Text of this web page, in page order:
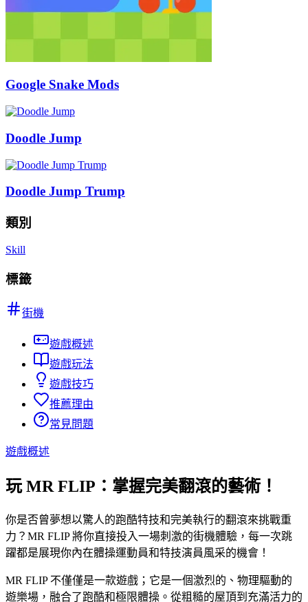
Google Snake Mods
Doodle Jump
Doodle Jump Trump
類別
Skill
標籤
街機
遊戲概述
遊戲玩法
遊戲技巧
推薦理由
常見問題
遊戲概述
玩 MR FLIP：掌握完美翻滾的藝術！
你是否曾夢想以驚人的跑酷特技和完美執行的翻滾來挑戰重
力？MR FLIP 將你直接投入一場刺激的街機體驗，每一次跳
躍都是展現你內在體操運動員和特技演員風采的機會！
MR FLIP 不僅僅是一款遊戲；它是一個激烈的、物理驅動的
遊樂場，融合了跑酷和極限體操。從粗糙的屋頂到充滿活力的